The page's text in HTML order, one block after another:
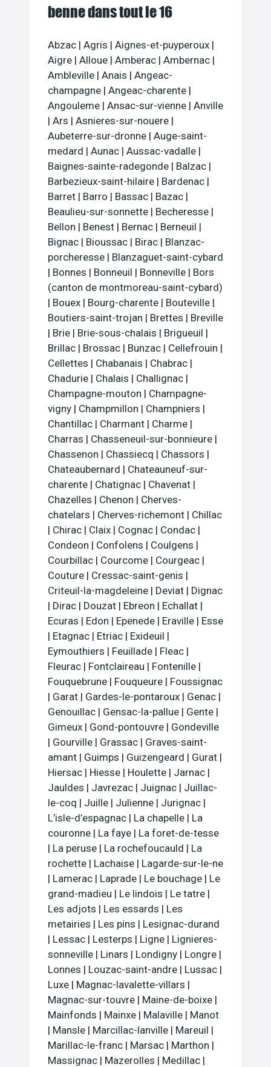
benne dans tout le 16
Abzac | Agris | Aignes-et-puyperoux |
Aigre | Alloue | Amberac | Ambernac |
Ambleville | Anais | Angeac-
champagne | Angeac-charente |
Angouleme | Ansac-sur-vienne | Anville
| Ars | Asnieres-sur-nouere |
Aubeterre-sur-dronne | Auge-saint-
medard | Aunac | Aussac-vadalle |
Baignes-sainte-radegonde | Balzac |
Barbezieux-saint-hilaire | Bardenac |
Barret | Barro | Bassac | Bazac |
Beaulieu-sur-sonnette | Becheresse |
Bellon | Benest | Bernac | Berneuil |
Bignac | Bioussac | Birac | Blanzac-
porcheresse | Blanzaguet-saint-cybard
| Bonnes | Bonneuil | Bonneville | Bors
(canton de montmoreau-saint-cybard)
| Bouex | Bourg-charente | Bouteville |
Boutiers-saint-trojan | Brettes | Breville
| Brie | Brie-sous-chalais | Brigueuil |
Brillac | Brossac | Bunzac | Cellefrouin |
Cellettes | Chabanais | Chabrac |
Chadurie | Chalais | Challignac |
Champagne-mouton | Champagne-
vigny | Champmillon | Champniers |
Chantillac | Charmant | Charme |
Charras | Chasseneuil-sur-bonnieure |
Chassenon | Chassiecq | Chassors |
Chateaubernard | Chateauneuf-sur-
charente | Chatignac | Chavenat |
Chazelles | Chenon | Cherves-
chatelars | Cherves-richemont | Chillac
| Chirac | Claix | Cognac | Condac |
Condeon | Confolens | Coulgens |
Courbillac | Courcome | Courgeac |
Couture | Cressac-saint-genis |
Criteuil-la-magdeleine | Deviat | Dignac
| Dirac | Douzat | Ebreon | Echallat |
Ecuras | Edon | Epenede | Eraville | Esse
| Etagnac | Etriac | Exideuil |
Eymouthiers | Feuillade | Fleac |
Fleurac | Fontclaireau | Fontenille |
Fouquebrune | Fouqueure | Foussignac
| Garat | Gardes-le-pontaroux | Genac |
Genouillac | Gensac-la-pallue | Gente |
Gimeux | Gond-pontouvre | Gondeville
| Gourville | Grassac | Graves-saint-
amant | Guimps | Guizengeard | Gurat |
Hiersac | Hiesse | Houlette | Jarnac |
Jauldes | Javrezac | Juignac | Juillac-
le-coq | Juille | Julienne | Jurignac |
L’isle-d’espagnac | La chapelle | La
couronne | La faye | La foret-de-tesse
| La peruse | La rochefoucauld | La
rochette | Lachaise | Lagarde-sur-le-ne
| Lamerac | Laprade | Le bouchage | Le
grand-madieu | Le lindois | Le tatre |
Les adjots | Les essards | Les
metairies | Les pins | Lesignac-durand
| Lessac | Lesterps | Ligne | Lignieres-
sonneville | Linars | Londigny | Longre |
Lonnes | Louzac-saint-andre | Lussac |
Luxe | Magnac-lavalette-villars |
Magnac-sur-touvre | Maine-de-boixe |
Mainfonds | Mainxe | Malaville | Manot
| Mansle | Marcillac-lanville | Mareuil |
Marillac-le-franc | Marsac | Marthon |
Massignac | Mazerolles | Medillac |